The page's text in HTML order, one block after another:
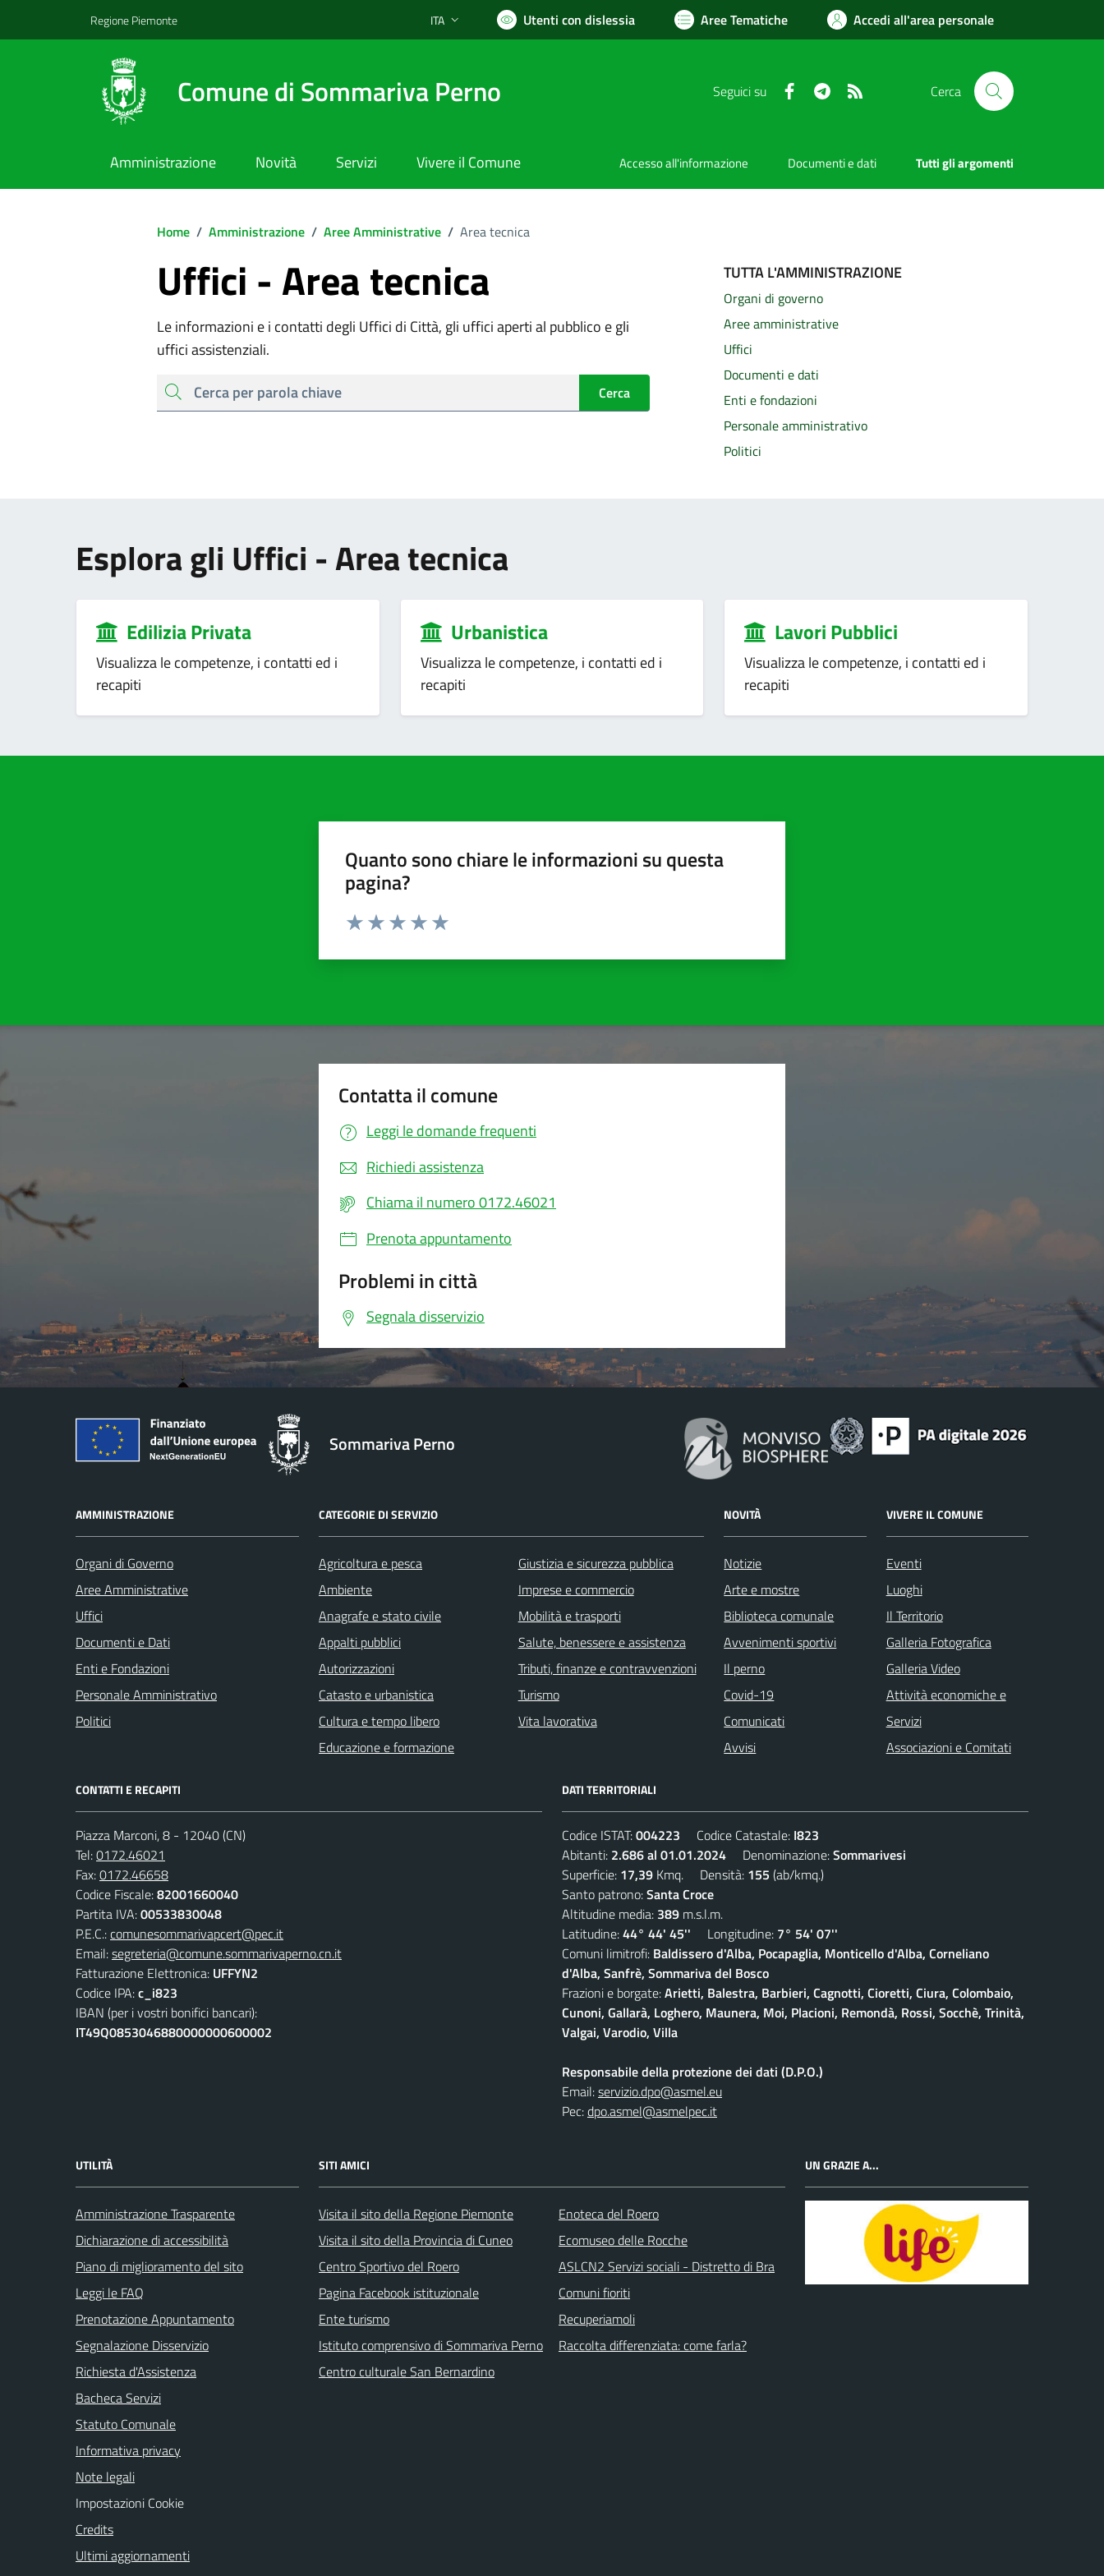
Regione Piemonte Lingua attiva:
ITA Utenti con dislessia Aree Tematiche Accedi all'area personale
Comune di Sommariva Perno Seguici su FacebookTelegram Cerca
Amministrazione Novità Servizi Vivere il Comune Accesso all'informazione Documenti e dati Tutti gli argomenti
Home / Amministrazione / Aree Amministrative / Area tecnica
Uffici - Area tecnica
Le informazioni e i contatti degli Uffici di Città, gli uffici aperti al pubblico e gli
uffici assistenziali.
cerca Cerca
TUTTA L'AMMINISTRAZIONE
Organi di governo
Aree amministrative
Uffici
Documenti e dati
Enti e fondazioni
Personale amministrativo
Politici
Esplora gli Uffici - Area tecnica
Edilizia Privata
Visualizza le competenze, i contatti ed i
recapiti
Urbanistica
Visualizza le competenze, i contatti ed i
recapiti
Lavori Pubblici
Visualizza le competenze, i contatti ed i
recapiti
Quanto sono chiare le informazioni su questa
pagina?
Valuta da 1 a 5 stelle la pagina
Contatta il comune
Leggi le domande frequenti
Richiedi assistenza
Chiama il numero 0172.46021
Prenota appuntamento
Problemi in città
Segnala disservizio
Sommariva Perno
AMMINISTRAZIONE
Organi di Governo
Aree Amministrative
Uffici
Documenti e Dati
Enti e Fondazioni
Personale Amministrativo
Politici
CATEGORIE DI SERVIZIO
Agricoltura e pesca
Ambiente
Anagrafe e stato civile
Appalti pubblici
Autorizzazioni
Catasto e urbanistica
Cultura e tempo libero
Educazione e formazione
Giustizia e sicurezza pubblica
Imprese e commercio
Mobilità e trasporti
Salute, benessere e assistenza
Tributi, finanze e contravvenzioni
Turismo
Vita lavorativa
NOVITÀ
Notizie
Arte e mostre
Biblioteca comunale
Avvenimenti sportivi
Il perno
Covid-19
Comunicati
Avvisi
VIVERE IL COMUNE
Eventi
Luoghi
Il Territorio
Galleria Fotografica
Galleria Video
Attività economiche e
Servizi
Associazioni e Comitati
CONTATTI E RECAPITI
Piazza Marconi, 8 - 12040 (CN)
Tel:0172.46021
Fax:0172.46658
Codice Fiscale:82001660040
Partita IVA:00533830048
P.E.C.:comunesommarivapcert@pec.it
Email:segreteria@comune.sommarivaperno.cn.it
Fatturazione Elettronica: UFFYN2
Codice IPA:c_i823
IBAN (per i vostri bonifici bancari):
IT49Q0853046880000000600002
DATI TERRITORIALI
Codice ISTAT:004223 Codice Catastale: I823
Abitanti: 2.686 al 01.01.2024 Denominazione:Sommarivesi
Superficie: 17,39 Kmq. Densità: 155 (ab/kmq.)
Santo patrono:Santa Croce
Altitudine media: 389 m.s.l.m.
Latitudine:44° 44' 45'' Longitudine: 7° 54' 07''
Comuni limitrofi: Baldissero d'Alba, Pocapaglia, Monticello d'Alba, Corneliano
d'Alba, Sanfrè, Sommariva del Bosco
Frazioni e borgate:Arietti, Balestra, Barbieri, Cagnotti, Cioretti, Ciura, Colombaio,
Cunoni, Gallarà, Loghero, Maunera, Moi, Placioni, Remondà, Rossi, Socchè, Trinità,
Valgai, Varodio, Villa
Responsabile della protezione dei dati (D.P.O.)
Email:servizio.dpo@asmel.eu
Pec:dpo.asmel@asmelpec.it
UTILITÀ
Amministrazione Trasparente
Dichiarazione di accessibilità
Piano di miglioramento del sito
Leggi le FAQ
Prenotazione Appuntamento
Segnalazione Disservizio
Richiesta d'Assistenza
Bacheca Servizi
Statuto Comunale
Informativa privacy
Note legali
Impostazioni Cookie
Credits
Ultimi aggiornamenti
SITI AMICI
Visita il sito della Regione Piemonte
Visita il sito della Provincia di Cuneo
Centro Sportivo del Roero
Pagina Facebook istituzionale
Ente turismo
Istituto comprensivo di Sommariva Perno
Centro culturale San Bernardino
Enoteca del Roero
Ecomuseo delle Rocche
ASLCN2 Servizi sociali - Distretto di Bra
Comuni fioriti
Recuperiamoli
Raccolta differenziata: come farla?
UN GRAZIE A...